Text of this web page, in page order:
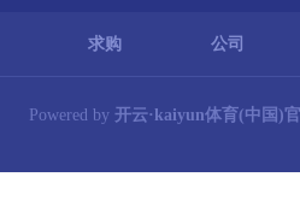
求购 公司
Powered by 开云·kaiyun体育(中国)